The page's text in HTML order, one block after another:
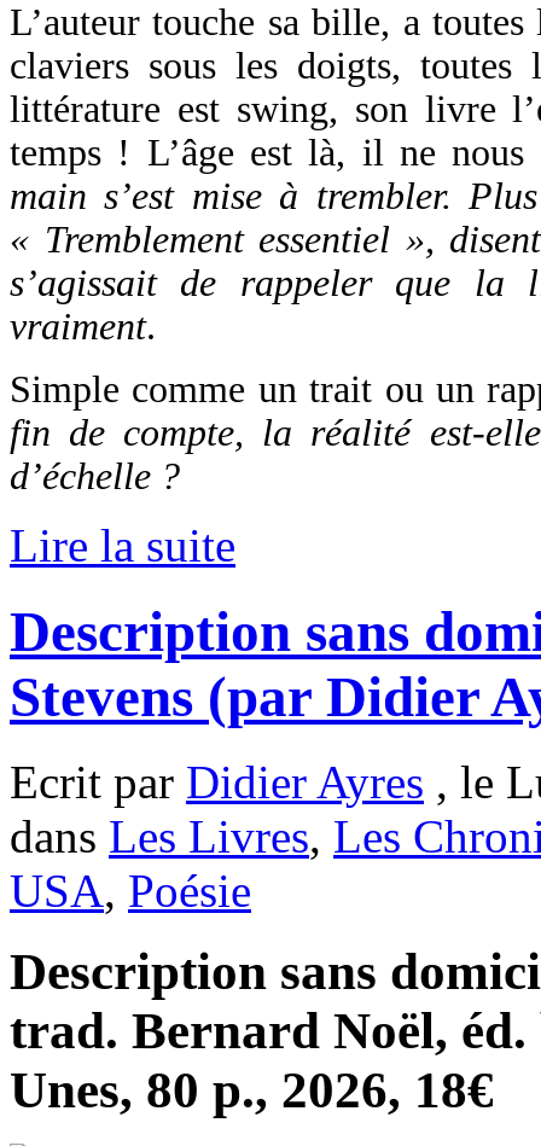
L’auteur touche sa bille, a
claviers sous les doigts,
littérature est swing, son livre
temps ! L’âge est là, il ne
main s’est mise à trembler.
« Tremblement essentiel »,
s’agissait de rappeler que la
vraiment.
Simple comme un trait ou un
fin de compte, la réalité est-
d’échelle ?
Lire la suite
Description sans
Stevens (par Didier
Ecrit par Didier Ayres , le
dans Les Livres, Les
USA, Poésie
Description sans
trad. Bernard Noël,
Unes, 80 p., 2026, 18€